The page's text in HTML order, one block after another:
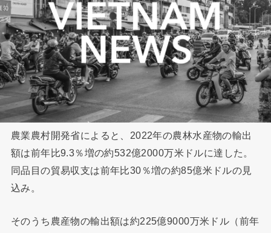
農業農村開発省によると、2022年の農林水産物の輸出
額は前年比9.3％増の約532億2000万米ドルに達した。
同品目の貿易収支は前年比30％増の約85億米ドルの見
込み。
そのうち農産物の輸出額は約225億9000万米ドル（前年